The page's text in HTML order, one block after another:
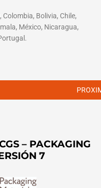
Bolivia, Chile,
México, Nicaragua,
– PACKAGING
7